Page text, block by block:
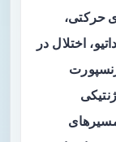
حرکتی،
اختلال در